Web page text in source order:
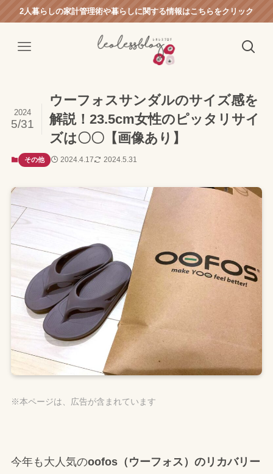
2人暮らしの家計管理術や暮らしに関する情報はこちらをクリック
ウーフォスサンダルのサイズ感を
解説！23.5cm女性のピッタリサイ
ズは〇〇【画像あり】
2024
5/31
その他 2024.4.17 2024.5.31
※本ページは、広告が含まれています
今年も大人気のoofos（ウーフォス）のリカバリー